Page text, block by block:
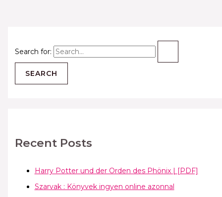
Search for:
Recent Posts
Harry Potter und der Orden des Phönix | [PDF]
Szarvak : Könyvek ingyen online azonnal